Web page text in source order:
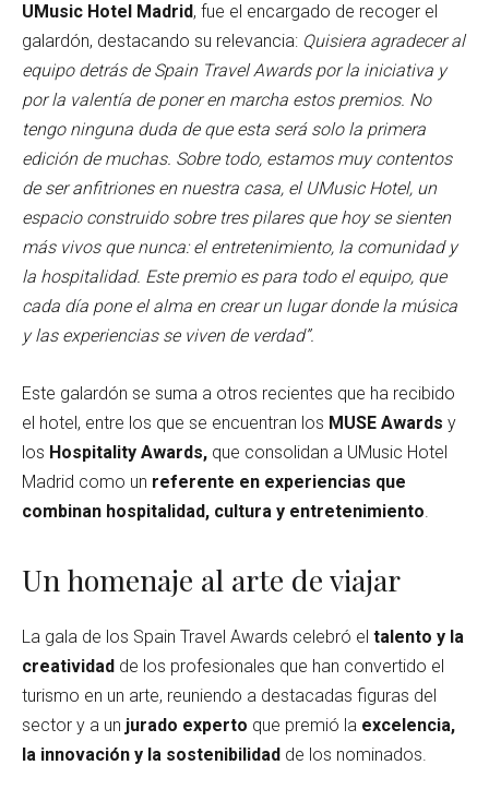
UMusic Hotel Madrid, fue el encargado de recoger el
galardón, destacando su relevancia: Quisiera agradecer al
equipo detrás de Spain Travel Awards por la iniciativa y
por la valentía de poner en marcha estos premios. No
tengo ninguna duda de que esta será solo la primera
edición de muchas. Sobre todo, estamos muy contentos
de ser anfitriones en nuestra casa, el UMusic Hotel, un
espacio construido sobre tres pilares que hoy se sienten
más vivos que nunca: el entretenimiento, la comunidad y
la hospitalidad. Este premio es para todo el equipo, que
cada día pone el alma en crear un lugar donde la música
y las experiencias se viven de verdad”.
Este galardón se suma a otros recientes que ha recibido
el hotel, entre los que se encuentran los MUSE Awards y
los Hospitality Awards, que consolidan a UMusic Hotel
Madrid como un referente en experiencias que
combinan hospitalidad, cultura y entretenimiento.
Un homenaje al arte de viajar
La gala de los Spain Travel Awards celebró el talento y la
creatividad de los profesionales que han convertido el
turismo en un arte, reuniendo a destacadas figuras del
sector y a un jurado experto que premió la excelencia,
la innovación y la sostenibilidad de los nominados.